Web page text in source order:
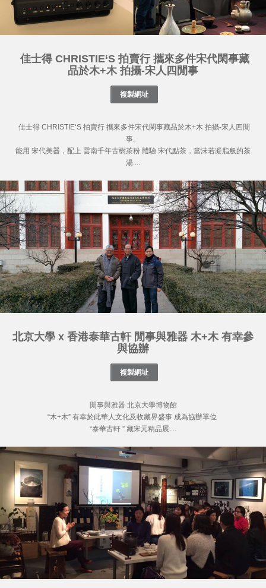
佳士得 CHRISTIE‘S 拍賣行 攜來多件宋代閑事藏
品於木+木 拍攝-宋人四閒事
佳士得 CHRISTIE‘S 拍賣行 攜來多件宋代閑事藏品於木+木 拍攝-宋人四閒
事。
能用 宋代美器，配上 雲南千年古樹茶粉 體驗 宋代點茶，當沬若凝脂般的茶
湯....
北京大學 x 香港泰華古軒 閒事與雅器 木+木 有幸參
與協辦
閒事與雅器 北京大學博物館
“木+木” 有幸於此華人文化及收藏界盛事 成為協辦單位
“泰華古軒 ” 藏宋元精品展....